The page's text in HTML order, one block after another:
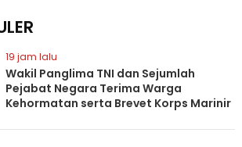
19 jam lalu
Wakil Panglima TNI dan Sejumlah
Pejabat Negara Terima Warga
Kehormatan serta Brevet Korps Marinir